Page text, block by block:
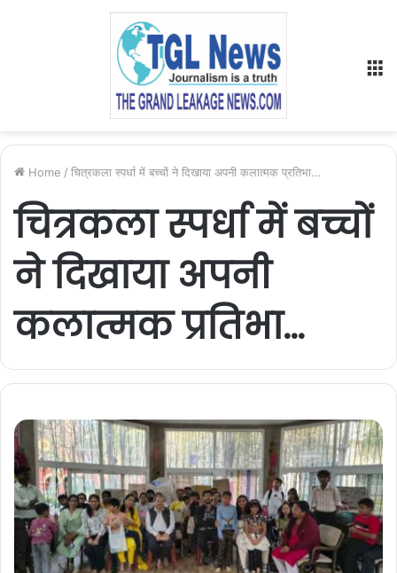
Home / चित्रकला स्पर्धा में बच्चों ने दिखाया अपनी कलात्मक प्रतिभा…
चित्रकला स्पर्धा में बच्चों
ने दिखाया अपनी
कलात्मक प्रतिभा…